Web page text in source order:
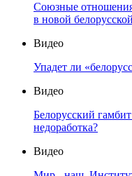
Союзные
в новой
Видео
Упадет ли
Видео
Белорусский
недоработка?
Видео